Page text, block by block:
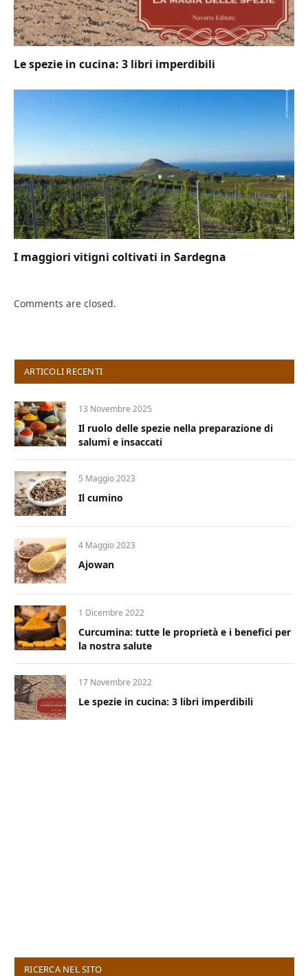
Le spezie in cucina: 3 libri imperdibili
I maggiori vitigni coltivati in Sardegna
Comments are closed.
ARTICOLI RECENTI
13 Novembre 2025
Il ruolo delle spezie nella preparazione di
salumi e insaccati
5 Maggio 2023
Il cumino
4 Maggio 2023
Ajowan
1 Dicembre 2022
Curcumina: tutte le proprietà e i benefici per
la nostra salute
17 Novembre 2022
Le spezie in cucina: 3 libri imperdibili
RICERCA NEL SITO